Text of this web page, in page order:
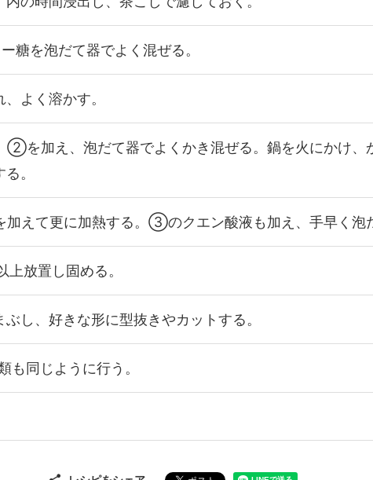
糖を泡だて器でよく混ぜる。
よく溶かす。
を加え、泡だて器でよくかき混ぜる。鍋を火にかけ、
。
えて更に加熱する。③のクエン酸液も加え、手早く泡
放置し固める。
し、好きな形に型抜きやカットする。
同じように行う。